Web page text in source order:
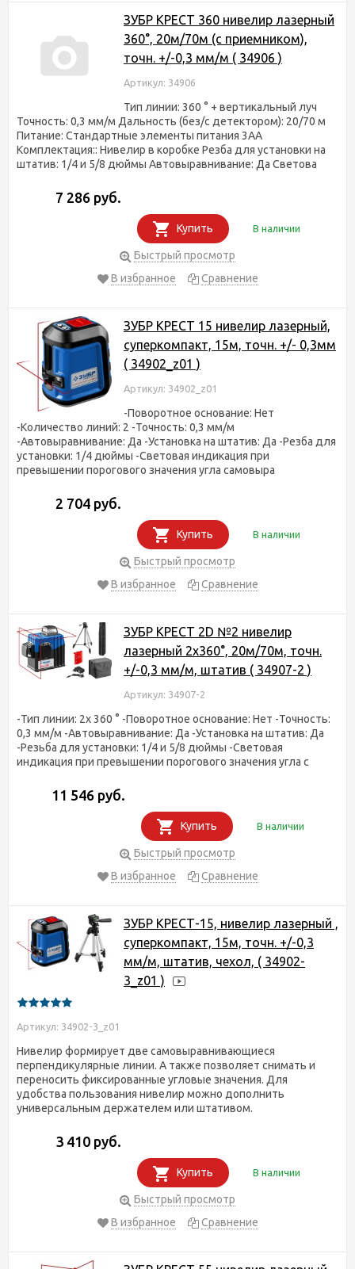
ЗУБР КРЕСТ 360 нивелир лазерный
360°, 20м/70м (с приемником),
точн. +/-0,3 мм/м ( 34906 )
Артикул: 34906
Тип линии: 360 ° + вертикальный луч
Точность: 0,3 мм/м Дальность (без/с детектором): 20/70 м
Питание: Стандартные элементы питания 3AA
Комплектация:: Нивелир в коробке Резба для установки на
штатив: 1/4 и 5/8 дюймы Автовыравнивание: Да Светова
7 286 руб.
Купить В наличии
Быстрый просмотр
В избранное
Сравнение
ЗУБР КРЕСТ 15 нивелир лазерный,
суперкомпакт, 15м, точн. +/- 0,3мм
( 34902_z01 )
Артикул: 34902_z01
-Поворотное основание: Нет
-Количество линий: 2 -Точность: 0,3 мм/м
-Автовыравнивание: Да -Установка на штатив: Да -Резба для
установки: 1/4 дюймы -Световая индикация при
превышении порогового значения угла самовыра
2 704 руб.
Купить В наличии
Быстрый просмотр
В избранное
Сравнение
ЗУБР КРЕСТ 2D №2 нивелир
лазерный 2х360°, 20м/70м, точн.
+/-0,3 мм/м, штатив ( 34907-2 )
Артикул: 34907-2
-Тип линии: 2x 360 ° -Поворотное основание: Нет -Точность:
0,3 мм/м -Автовыравнивание: Да -Установка на штатив: Да
-Резьба для установки: 1/4 и 5/8 дюймы -Световая
индикация при превышении порогового значения угла с
11 546 руб.
Купить В наличии
Быстрый просмотр
В избранное
Сравнение
ЗУБР КРЕСТ-15, нивелир лазерный ,
суперкомпакт, 15м, точн. +/-0,3
мм/м, штатив, чехол, ( 34902-
3_z01 )
Артикул: 34902-3_z01
Нивелир формирует две самовыравнивающиеся
перпендикулярные линии. А также позволяет снимать и
переносить фиксированные угловые значения. Для
удобства пользования нивелир можно дополнить
универсальным держателем или штативом.
3 410 руб.
Купить В наличии
Быстрый просмотр
В избранное
Сравнение